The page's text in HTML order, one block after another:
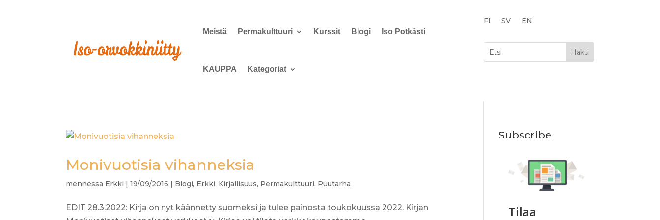
Meistä Permakulttuuri Kurssit Blogi Iso Potkästi
KAUPPA Kategoriat
FI SV EN
Monivuotisia vihanneksia
mennessä Erkki |19/09/2016 | Blogi, Erkki, Kirjallisuus, Permakulttuuri, Puutarha
EDIT 28.3.2022: Kirja on nyt käännetty suomeksi ja tulee painosta toukokuussa 2022. Kirjan
Subscribe
Tilaa